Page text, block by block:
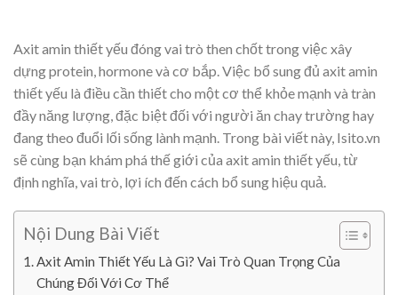
Axit amin thiết yếu đóng vai trò then chốt trong việc xây
dựng protein, hormone và cơ bắp. Việc bổ sung đủ axit amin
thiết yếu là điều cần thiết cho một cơ thể khỏe mạnh và tràn
đầy năng lượng, đặc biệt đối với người ăn chay trường hay
đang theo đuổi lối sống lành mạnh. Trong bài viết này, Isito.vn
sẽ cùng bạn khám phá thế giới của axit amin thiết yếu, từ
định nghĩa, vai trò, lợi ích đến cách bổ sung hiệu quả.
Nội Dung Bài Viết
Axit Amin Thiết Yếu Là Gì? Vai Trò Quan Trọng Của
Chúng Đối Với Cơ Thể